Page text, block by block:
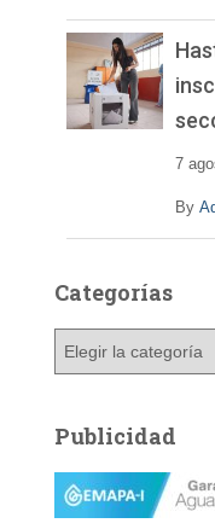
7
By
Categorías
g
o
Publicidad